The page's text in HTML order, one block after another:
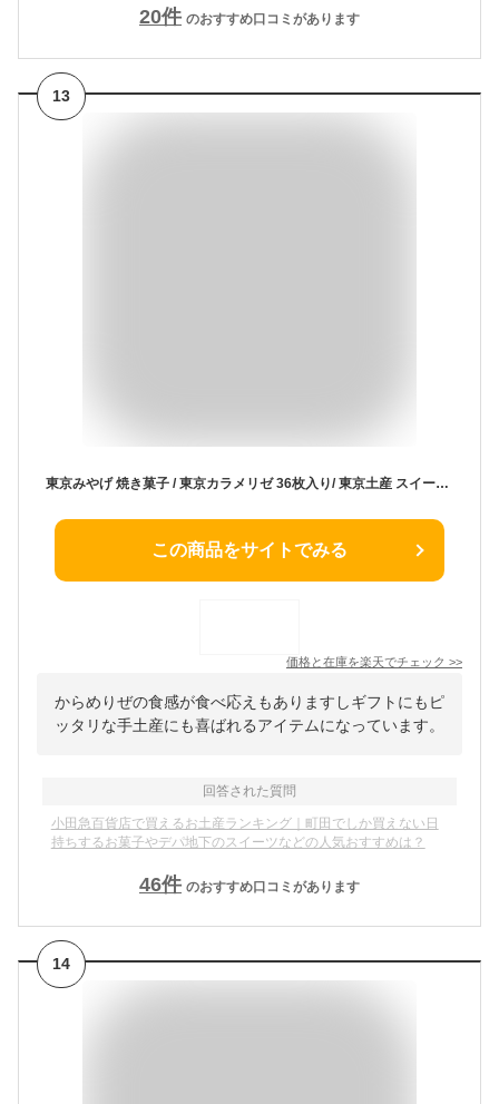
20件 のおすすめ口コミがあります
13
東京みやげ 焼き菓子 / 東京カラメリゼ 36枚入り/ 東京土産 スイーツ ギフト 詰め合わせ 個包装 洋菓子 手土産 内祝 お返し プレゼント 御祝 御礼 結婚 出産 職場 会社 退職 日持ち あす楽 送料無料
この商品をサイトでみる
価格と在庫を楽天でチェック >>
からめりぜの食感が食べ応えもありますしギフトにもピ
ッタリな手土産にも喜ばれるアイテムになっています。
回答された質問
小田急百貨店で買えるお土産ランキング｜町田でしか買えない日
持ちするお菓子やデパ地下のスイーツなどの人気おすすめは？
46件 のおすすめ口コミがあります
14